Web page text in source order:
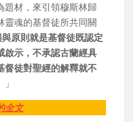
題材，來引領穆斯林歸
靈魂的基督徒所共同關
原則就是基督徒既認定
啟示，不承認古蘭經具
督徒對聖經的解釋就不
」
全文